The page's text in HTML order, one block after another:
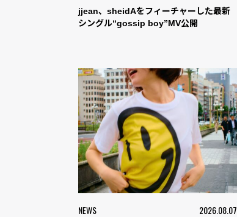
jjean、sheidAをフィーチャーした最新
シングル“gossip boy”MV公開
NEWS 2026.08.07